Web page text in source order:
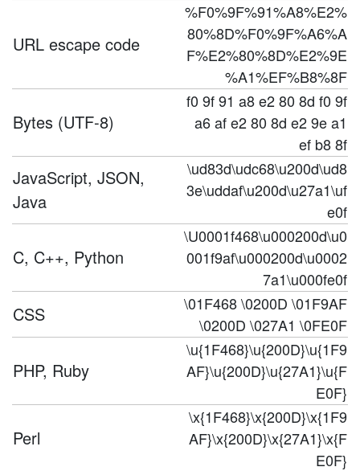
URL escape code
%F0%9F%91%A8%E2%
80%8D%F0%9F%A6%A
F%E2%80%8D%E2%9E
%A1%EF%B8%8F
Bytes (UTF-8)
f0 9f 91 a8 e2 80 8d f0 9f
a6 af e2 80 8d e2 9e a1
ef b8 8f
JavaScript, JSON,
Java
\ud83d\udc68\u200d\ud8
3e\uddaf\u200d\u27a1\uf
e0f
C, C++, Python
\U0001f468\u000200d\u0
001f9af\u000200d\u0002
7a1\u000fe0f
CSS
\01F468 \0200D \01F9AF
\0200D \027A1 \0FE0F
PHP, Ruby
\u{1F468}\u{200D}\u{1F9
AF}\u{200D}\u{27A1}\u{F
E0F}
Perl
\x{1F468}\x{200D}\x{1F9
AF}\x{200D}\x{27A1}\x{F
E0F}